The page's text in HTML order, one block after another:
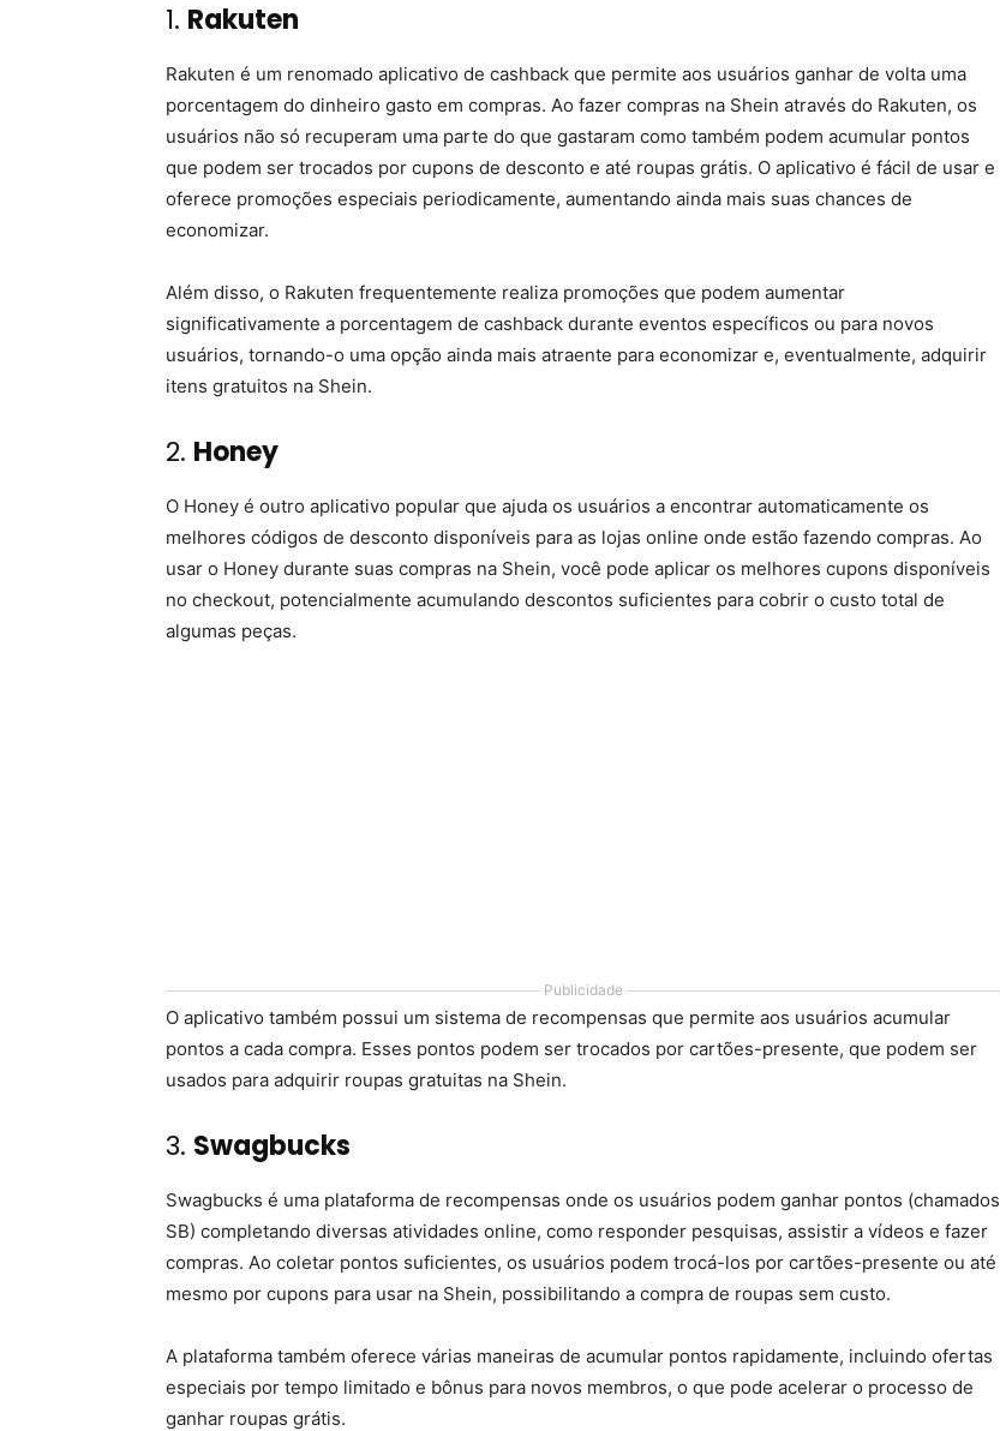
1. Rakuten
Rakuten é um renomado aplicativo de cashback que permite aos usuários ganhar de volta uma
porcentagem do dinheiro gasto em compras. Ao fazer compras na Shein através do Rakuten, os
usuários não só recuperam uma parte do que gastaram como também podem acumular pontos
que podem ser trocados por cupons de desconto e até roupas grátis. O aplicativo é fácil de usar e
oferece promoções especiais periodicamente, aumentando ainda mais suas chances de
economizar.
Além disso, o Rakuten frequentemente realiza promoções que podem aumentar
significativamente a porcentagem de cashback durante eventos específicos ou para novos
usuários, tornando-o uma opção ainda mais atraente para economizar e, eventualmente, adquirir
itens gratuitos na Shein.
2. Honey
O Honey é outro aplicativo popular que ajuda os usuários a encontrar automaticamente os
melhores códigos de desconto disponíveis para as lojas online onde estão fazendo compras. Ao
usar o Honey durante suas compras na Shein, você pode aplicar os melhores cupons disponíveis
no checkout, potencialmente acumulando descontos suficientes para cobrir o custo total de
algumas peças.
Publicidade
O aplicativo também possui um sistema de recompensas que permite aos usuários acumular
pontos a cada compra. Esses pontos podem ser trocados por cartões-presente, que podem ser
usados para adquirir roupas gratuitas na Shein.
3. Swagbucks
Swagbucks é uma plataforma de recompensas onde os usuários podem ganhar pontos (chamados
SB) completando diversas atividades online, como responder pesquisas, assistir a vídeos e fazer
compras. Ao coletar pontos suficientes, os usuários podem trocá-los por cartões-presente ou até
mesmo por cupons para usar na Shein, possibilitando a compra de roupas sem custo.
A plataforma também oferece várias maneiras de acumular pontos rapidamente, incluindo ofertas
especiais por tempo limitado e bônus para novos membros, o que pode acelerar o processo de
ganhar roupas grátis.